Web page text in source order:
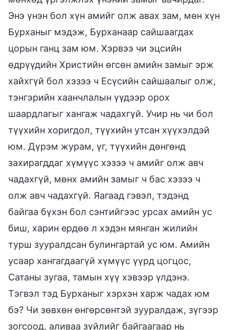
Энэ үнэн бол хүн амийг олж авах зам, мөн хүн
Бурханыг мэдэж, Бурханаар сайшаагдах
цорын ганц зам юм. Хэрвээ чи эцсийн
өдрүүдийн Христийн өгсөн амийн замыг эрж
хайхгүй бол хэзээ ч Есүсийн сайшаалыг олж,
тэнгэрийн хаанчлалын үүдээр орох
шаардлагыг хангаж чадахгүй. Учир нь чи бол
түүхийн хоригдол, түүхийн утсан хүүхэлдэй
юм. Дүрэм журам, үг, түүхийн дөнгөнд
захирагддаг хүмүүс хэзээ ч амийг олж авч
чадахгүй, мөнх амийн замыг ч бас хэзээ ч
олж авч чадахгүй. Яагаад гэвэл, тэдэнд
байгаа бүхэн бол сэнтийгээс урсах амийн ус
биш, харин ердөө л хэдэн мянган жилийн
турш зууралдсан булингартай ус юм. Амийн
усаар хангагдаагүй хүмүүс үүрд цогцос,
Сатаны зугаа, тамын хүү хэвээр үлдэнэ.
Тэгвэл тэд Бурханыг хэрхэн харж чадах юм
бэ? Чи зөвхөн өнгөрсөнтэй зууралдаж, зүгээр
зогсоод, аливаа зүйлийг байгаагаар нь